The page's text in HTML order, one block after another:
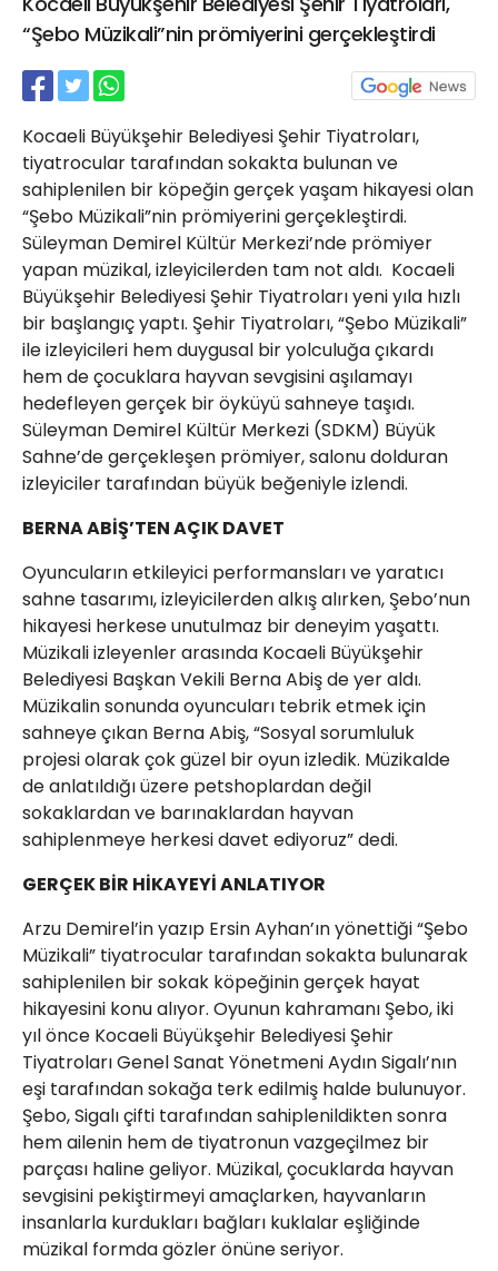
“Şebo Müzikali”nin prömiyerini gerçekleştirdi
Kocaeli Büyükşehir Belediyesi Şehir Tiyatroları,
tiyatrocular tarafından sokakta bulunan ve
sahiplenilen bir köpeğin gerçek yaşam hikayesi olan
“Şebo Müzikali”nin prömiyerini gerçekleştirdi.
Süleyman Demirel Kültür Merkezi’nde prömiyer
yapan müzikal, izleyicilerden tam not aldı. Kocaeli
Büyükşehir Belediyesi Şehir Tiyatroları yeni yıla hızlı
bir başlangıç yaptı. Şehir Tiyatroları, “Şebo Müzikali”
ile izleyicileri hem duygusal bir yolculuğa çıkardı
hem de çocuklara hayvan sevgisini aşılamayı
hedefleyen gerçek bir öyküyü sahneye taşıdı.
Süleyman Demirel Kültür Merkezi (SDKM) Büyük
Sahne’de gerçekleşen prömiyer, salonu dolduran
izleyiciler tarafından büyük beğeniyle izlendi.
BERNA ABİŞ’TEN AÇIK DAVET
Oyuncuların etkileyici performansları ve yaratıcı
sahne tasarımı, izleyicilerden alkış alırken, Şebo’nun
hikayesi herkese unutulmaz bir deneyim yaşattı.
Müzikali izleyenler arasında Kocaeli Büyükşehir
Belediyesi Başkan Vekili Berna Abiş de yer aldı.
Müzikalin sonunda oyuncuları tebrik etmek için
sahneye çıkan Berna Abiş, “Sosyal sorumluluk
projesi olarak çok güzel bir oyun izledik. Müzikalde
de anlatıldığı üzere petshoplardan değil
sokaklardan ve barınaklardan hayvan
sahiplenmeye herkesi davet ediyoruz” dedi.
GERÇEK BİR HİKAYEYİ ANLATIYOR
Arzu Demirel’in yazıp Ersin Ayhan’ın yönettiği “Şebo
Müzikali” tiyatrocular tarafından sokakta bulunarak
sahiplenilen bir sokak köpeğinin gerçek hayat
hikayesini konu alıyor. Oyunun kahramanı Şebo, iki
yıl önce Kocaeli Büyükşehir Belediyesi Şehir
Tiyatroları Genel Sanat Yönetmeni Aydın Sigalı’nın
eşi tarafından sokağa terk edilmiş halde bulunuyor.
Şebo, Sigalı çifti tarafından sahiplenildikten sonra
hem ailenin hem de tiyatronun vazgeçilmez bir
parçası haline geliyor. Müzikal, çocuklarda hayvan
sevgisini pekiştirmeyi amaçlarken, hayvanların
insanlarla kurdukları bağları kuklalar eşliğinde
müzikal formda gözler önüne seriyor.
21 Gölcük
02624132333
haber@golcukpostasi.com